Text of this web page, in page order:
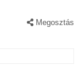
Megosztás